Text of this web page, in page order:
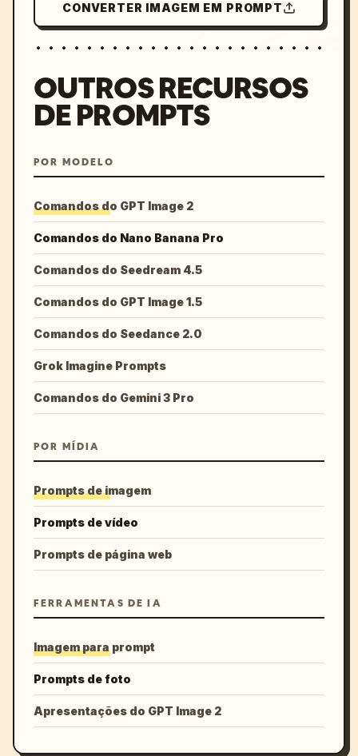
CONVERTER IMAGEM EM PROMPT
OUTROS RECURSOS
DE PROMPTS
POR MODELO
Comandos do GPT Image 2
Comandos do Nano Banana Pro
Comandos do Seedream 4.5
Comandos do GPT Image 1.5
Comandos do Seedance 2.0
Grok Imagine Prompts
Comandos do Gemini 3 Pro
POR MÍDIA
Prompts de imagem
Prompts de vídeo
Prompts de página web
FERRAMENTAS DE IA
Imagem para prompt
Prompts de foto
Apresentações do GPT Image 2